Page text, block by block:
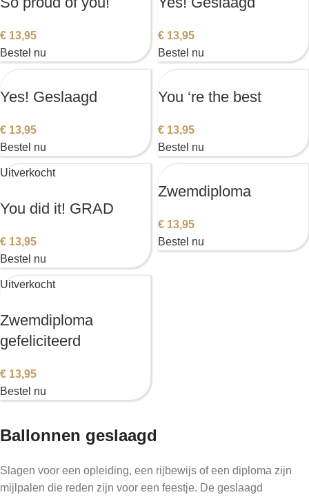
€ 13,95
Bestel nu
€ 13,95
Bestel nu
Yes! Geslaagd
€ 13,95
Bestel nu
You ‘re the best
€ 13,95
Bestel nu
Uitverkocht
You did it! GRAD
€ 13,95
Bestel nu
Zwemdiploma
€ 13,95
Bestel nu
Uitverkocht
Zwemdiploma
gefeliciteerd
€ 13,95
Bestel nu
Ballonnen geslaagd
Slagen voor een opleiding, een rijbewijs of een diploma zijn
mijlpalen die reden zijn voor een feestje. De geslaagd